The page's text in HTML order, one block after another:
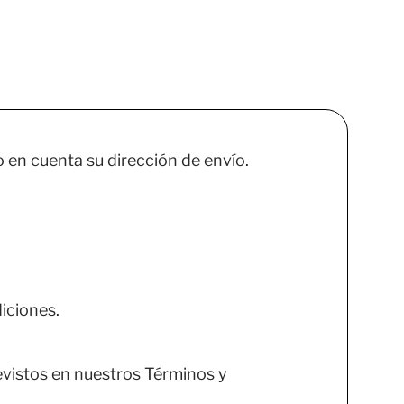
cuenta su dirección de envío.
en nuestros Términos y